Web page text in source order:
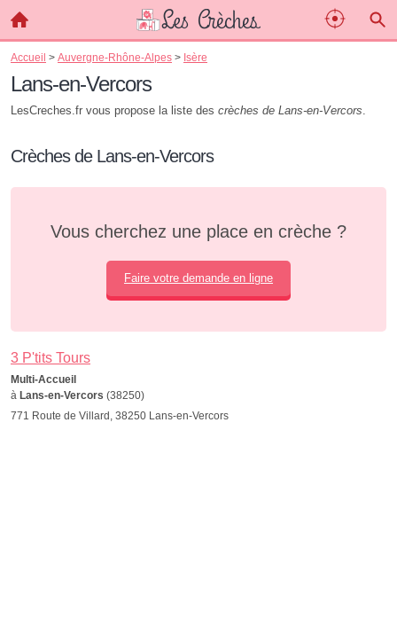
Accueil > Auvergne-Rhône-Alpes > Isère
Lans-en-Vercors
LesCreches.fr vous propose la liste des crèches de Lans-en-Vercors.
Crèches de Lans-en-Vercors
Vous cherchez une place en crèche ?
Faire votre demande en ligne
3 P'tits Tours
Multi-Accueil
à Lans-en-Vercors (38250)
771 Route de Villard, 38250 Lans-en-Vercors